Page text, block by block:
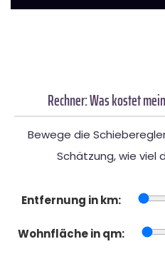
Rechner: Was kostet
Bewege die
Schätzung, wie viel
Entfernung in km:
Wohnfläche in qm: